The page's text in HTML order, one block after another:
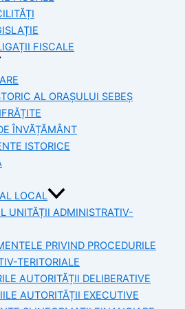
FISCALE
AL ORAȘULUI SEBEȘ
ÎNVĂȚĂMÂNT
ISTORICE
LOCAL
UNITĂȚII ADMINISTRATIV-
PRIVIND PROCEDURILE
TERITORIALE
AUTORITĂȚII DELIBERATIVE
AUTORITĂȚII EXECUTIVE